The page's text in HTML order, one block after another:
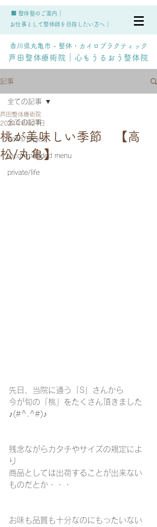
■ 整体塾のご案内｜
お仕事として整体師を目指したい方へ｜
香川県丸亀市 - 整体・カイロプラクティック
芦田整体療術院｜心もうるおう整体院
記事
全ての記事
news/topics
recommended menu
private/life
全ての記事
桃が美味しい季節 【高
松/丸亀】
芦田整体療術院
2024年6月27日
先日、当院に通う「S」さんから
今が旬の「桃」をたくさん頂きました
♪(#^.^#)♪
残念ながらカタチやサイズの規定によ
り
商品としては出荷することが出来ない
ものだとか・・・
お味も品質も十分なのにもったいない